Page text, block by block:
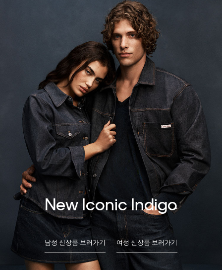
New Iconic Indigo
남성 신상품 보러가기 여성 신상품 보러가기